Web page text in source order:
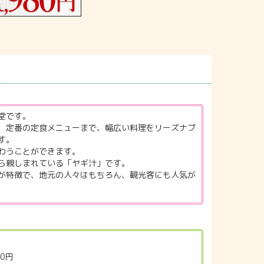
す。
定番の定食メニューまで、幅広い料理をリーズナブ
ことができます。
しまれている「ヤギ汁」です。
特徴で、地元の人々はもちろん、観光客にも人気が
円